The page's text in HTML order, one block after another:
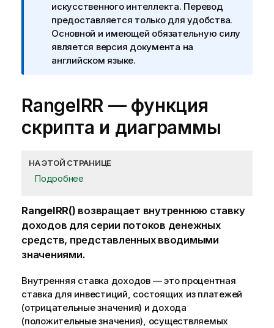
искусственного интеллекта. Перевод
предоставляется только для удобства.
Основной и имеющей обязательную силу
является версия документа на
английском языке.
RangeIRR — функция
скриптa и диаграммы
НА ЭТОЙ СТРАНИЦЕ
Подробнее
RangeIRR() возвращает внутреннюю ставку
доходов для серии потоков денежных
средств, представленных вводимыми
значениями.
Внутренняя ставка доходов — это процентная
ставка для инвестиций, состоящих из платежей
(отрицательные значения) и дохода
(положительные значения), осуществляемых